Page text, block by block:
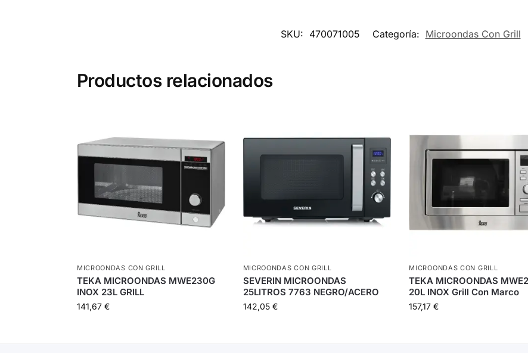
SKU: 470071005 Categoría: Microondas Con Grill
Productos relacionados
MICROONDAS CON GRILL
TEKA MICROONDAS MWE230G
INOX 23L GRILL
141,67 €
MICROONDAS CON GRILL
SEVERIN MICROONDAS
25LITROS 7763 NEGRO/ACERO
142,05 €
MICROONDAS CON GRILL
TEKA MICROONDAS
20L INOX Grill Con Marco
157,17€